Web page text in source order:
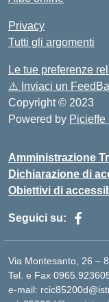
Privacy
Tutti gli argomenti
Le tue preferenze
⚠️ Inviaci un
Copyright © 2023
Powered by Picieffe
Amministrazione
Dichiarazione di
Obiettivi di
Seguici su:
Via Montesanto, 26 –
Tel. e Fax
e-mail: